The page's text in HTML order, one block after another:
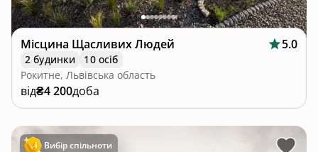
Місцина Щасливих Людей 5.0
2 будинки
10 осіб
Рокитне, Львівська область
від₴4 200доба
Вибір спільноти